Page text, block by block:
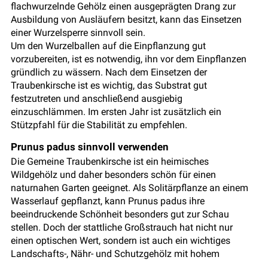
flachwurzelnde Gehölz einen ausgeprägten Drang zur
Ausbildung von Ausläufern besitzt, kann das Einsetzen
einer Wurzelsperre sinnvoll sein.
Um den Wurzelballen auf die Einpflanzung gut
vorzubereiten, ist es notwendig, ihn vor dem Einpflanzen
gründlich zu wässern. Nach dem Einsetzen der
Traubenkirsche ist es wichtig, das Substrat gut
festzutreten und anschließend ausgiebig
einzuschlämmen. Im ersten Jahr ist zusätzlich ein
Stützpfahl für die Stabilität zu empfehlen.
Prunus padus sinnvoll verwenden
Die Gemeine Traubenkirsche ist ein heimisches
Wildgehölz und daher besonders schön für einen
naturnahen Garten geeignet. Als Solitärpflanze an einem
Wasserlauf gepflanzt, kann Prunus padus ihre
beeindruckende Schönheit besonders gut zur Schau
stellen. Doch der stattliche Großstrauch hat nicht nur
einen optischen Wert, sondern ist auch ein wichtiges
Landschafts-, Nähr- und Schutzgehölz mit hohem